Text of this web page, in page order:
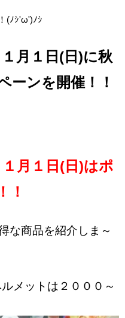
(ﾉｼ'ω')ﾉｼ
月１日(日)に秋
ーンを開催！！
月１日(日)はポ
！
な商品を紹介しま～
メットは２０００～